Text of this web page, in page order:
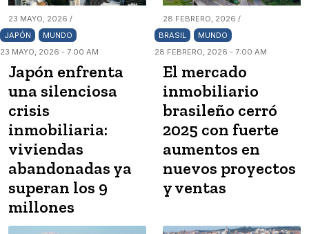
23 MAYO, 2026 /
JAPÓN
MUNDO
23 MAYO, 2026 - 7:00 AM
Japón enfrenta
una silenciosa
crisis
inmobiliaria:
viviendas
abandonadas ya
superan los 9
millones
28 FEBRERO, 2026 /
BRASIL
MUNDO
28 FEBRERO, 2026 - 7:00 AM
El mercado
inmobiliario
brasileño cerró
2025 con fuerte
aumentos en
nuevos proyectos
y ventas